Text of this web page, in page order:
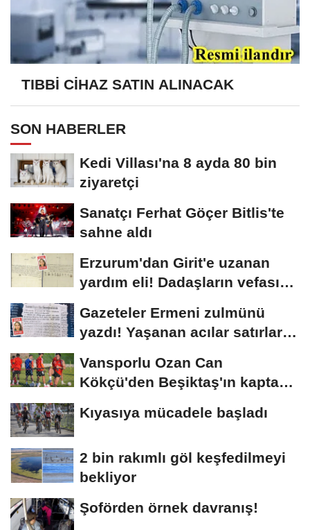
TIBBİ CİHAZ SATIN ALINACAK
SON HABERLER
Kedi Villası'na 8 ayda 80 bin
ziyaretçi
Sanatçı Ferhat Göçer Bitlis'te
sahne aldı
Erzurum'dan Girit'e uzanan
yardım eli! Dadaşların vefası
Gazeteler Ermeni zulmünü
yazdı! Yaşanan acılar satırlara
Vansporlu Ozan Can
Kökçü'den Beşiktaş'ın kaptanı
Kıyasıya mücadele başladı
2 bin rakımlı göl keşfedilmeyi
bekliyor
Şoförden örnek davranış!